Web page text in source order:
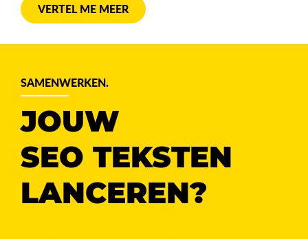
VERTEL ME MEER
SAMENWERKEN.
JOUW
SEO TEKSTEN
LANCEREN?